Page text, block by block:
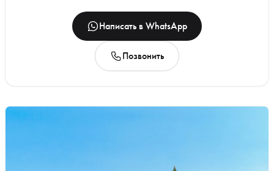
Написать в WhatsApp
Позвонить